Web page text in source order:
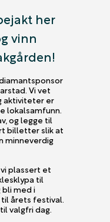
her
vinn
Vi vet
aktiviteter er
lokalsamfunn.
og legge til
billetter slik at
minneverdig
plassert et
til
bli med i
årets festival.
valgfri dag.